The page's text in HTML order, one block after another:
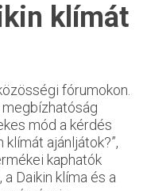
klímát
fórumokon.
megbízhatóság
mód a kérdés
klímát ajánljátok?”,
kaphatók
Daikin klíma és a